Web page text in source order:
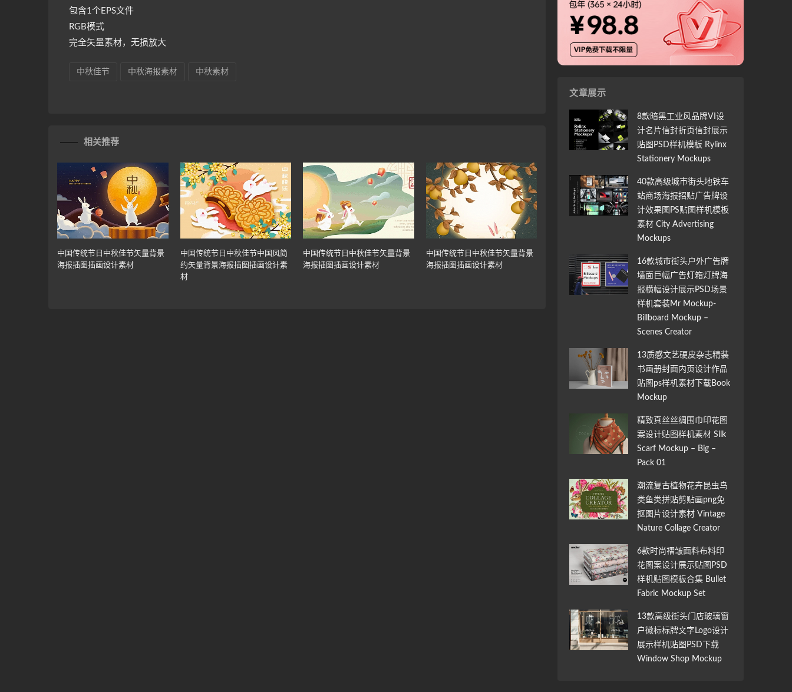
包含1个EPS文件
RGB模式
完全矢量素材，无损放大
中秋佳节 中秋海报素材 中秋素材
相关推荐
中国传统节日中秋佳节矢量背景
海报插图插画设计素材
中国传统节日中秋佳节中国风简
约矢量背景海报插图插画设计素
材
中国传统节日中秋佳节矢量背景
海报插图插画设计素材
中国传统节日中秋佳节矢量背景
海报插图插画设计素材
文章展示
8款暗黑工业风品牌VI设
计名片信封折页信封展示
贴图PSD样机模板 Rylinx
Stationery Mockups
40款高级城市街头地铁车
站商场海报招贴广告牌设
计效果图PS贴图样机模板
素材 City Advertising
Mockups
16款城市街头户外广告牌
墙面巨幅广告灯箱灯牌海
报横幅设计展示PSD场景
样机套装Mr Mockup-
Billboard Mockup –
Scenes Creator
13质感文艺硬皮杂志精装
书画册封面内页设计作品
贴图ps样机素材下载Book
Mockup
精致真丝丝绸围巾印花图
案设计贴图样机素材 Silk
Scarf Mockup – Big –
Pack 01
潮流复古植物花卉昆虫鸟
类鱼类拼贴剪贴画png免
抠图片设计素材 Vintage
Nature Collage Creator
6款时尚褶皱面料布料印
花图案设计展示贴图PSD
样机贴图模板合集 Bullet
Fabric Mockup Set
13款高级街头门店玻璃窗
户徽标标牌文字Logo设计
展示样机贴图PSD下载
Window Shop Mockup